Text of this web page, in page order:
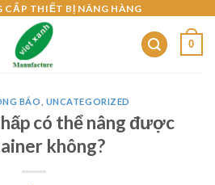
CẤP THIẾT BỊ NÂNG HÀNG
0
BÁO UNCATEGORIZED
có thể nâng được
không?